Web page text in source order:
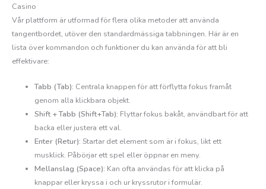
Casino
Vår plattform är utformad för flera olika metoder att använda
tangentbordet, utöver den standardmässiga tabbningen. Här är en
lista över kommandon och funktioner du kan använda för att bli
effektivare:
Tabb (Tab): Centrala knappen för att förflytta fokus framåt
genom alla klickbara objekt.
Shift + Tabb (Shift+Tab): Flyttar fokus bakåt, användbart för att
backa eller justera ett val.
Enter (Retur): Startar det element som är i fokus, likt ett
musklick. Påbörjar ett spel eller öppnar en meny.
Mellanslag (Space): Kan ofta användas för att klicka på
knappar eller kryssa i och ur kryssrutor i formulär.